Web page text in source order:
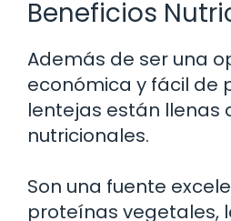
Beneficios
Además de ser una
económica y fácil de
lentejas están llenas
nutricionales.
Son una fuente
proteínas vegetales,